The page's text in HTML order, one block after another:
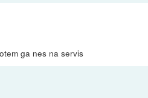
ga nes na servis